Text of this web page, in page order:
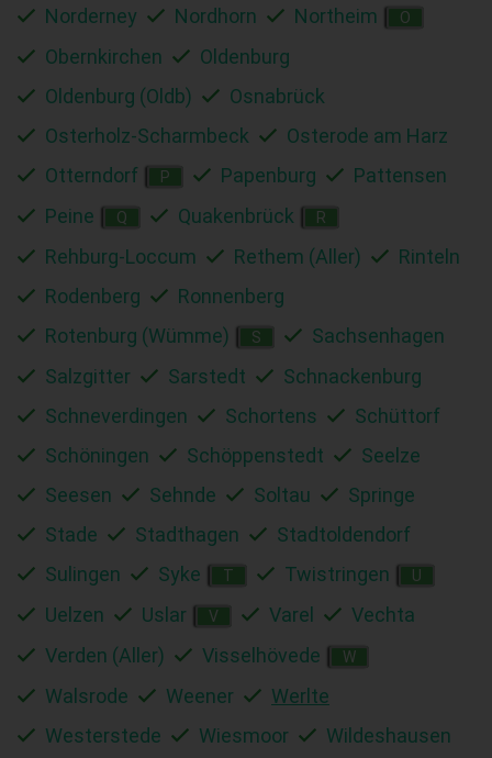
Norderney Nordhorn Northeim O
Obernkirchen
Oldenburg
Oldenburg (Oldb)
Osnabrück
Osterholz-Scharmbeck
Osterode am Harz
Otterndorf
P Papenburg
Pattensen
Peine
Q Quakenbrück R
Rehburg-Loccum Rethem (Aller)
Rinteln
Rodenberg
Ronnenberg
Rotenburg (Wümme)
S
Sachsenhagen
Salzgitter
Sarstedt
Schnackenburg
Schneverdingen
Schortens
Schüttorf
Schöningen
Schöppenstedt
Seelze
Seesen
Sehnde Soltau
Springe
Stade
Stadthagen
Stadtoldendorf
Sulingen
Syke T Twistringen U
Uelzen Uslar V Varel
Vechta
Verden (Aller)
Visselhövede W
Walsrode Weener
Werlte
Westerstede
Wiesmoor
Wildeshausen